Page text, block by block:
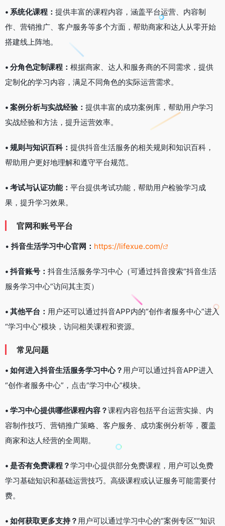
• 系统化课程： 提供丰富的课程内容，涵盖平台运营、内容制
作、营销推广、客户服务等多个方面，帮助商家和达人从零开始
搭建线上阵地。
• 分角色定制课程： 根据商家、达人和服务商的不同需求，提供
定制化的学习内容，满足不同角色的实际运营需求。
• 案例分析与实战经验： 提供丰富的成功案例库，帮助用户学习
实战经验和方法，提升运营效率。
• 规则与知识百科： 提供抖音生活服务的相关规则和知识百科，
帮助用户更好地理解和遵守平台规范。
• 考试与认证功能： 平台提供考试功能，帮助用户检验学习成
果，提升学习效果。
官网和账号平台
• 抖音生活学习中心官网： https://lifexue.com/
• 抖音账号： 抖音生活服务学习中心（可通过抖音搜索“抖音生活
服务学习中心”访问其主页）
• 其他平台： 用户还可以通过抖音APP内的“创作者服务中心”进入
“学习中心”模块，访问相关课程和资源。
常见问题
• 如何进入抖音生活服务学习中心？ 用户可以通过抖音APP进入
“创作者服务中心”，点击“学习中心”模块。
• 学习中心提供哪些课程内容？课程内容包括平台运营实操、内
容制作技巧、营销推广策略、客户服务、成功案例分析等，覆盖
商家和达人经营的全周期。
• 是否有免费课程？学习中心提供部分免费课程，用户可以免费
学习基础知识和基础运营技巧。高级课程或认证服务可能需要付
费。
• 如何获取更多支持？ 用户可以通过学习中心的“案例专区”“知识